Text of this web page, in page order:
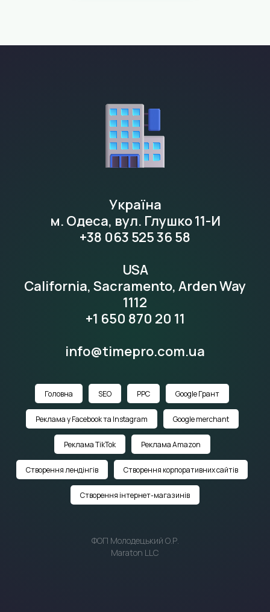
Україна
м. Одеса, вул. Глушко 11-И
+38 063 525 36 58
USA
California, Sacramento, Arden Way
1112
+1 650 870 20 11
info@timepro.com.ua
Головна SEO PPC Google Грант
Реклама у Facebook та Instagram Google merchant
Реклама TikTok Реклама Amazon
Створення лендінгів Створення корпоративних сайтів
Створення інтернет-магазинів
ФОП Молодецький О.Р.
Maraton LLC